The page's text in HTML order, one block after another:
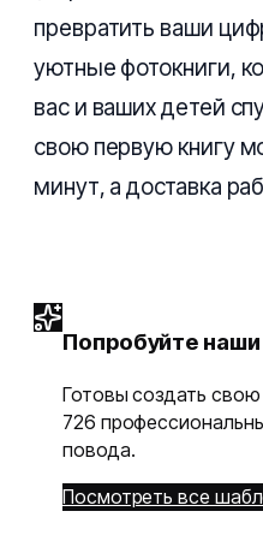
превратить ваши
уютные фотокниги,
вас и ваших детей
свою первую книгу
минут, а доставка
Попробуйте
Готовы создать
726
повода.
Посмотреть все